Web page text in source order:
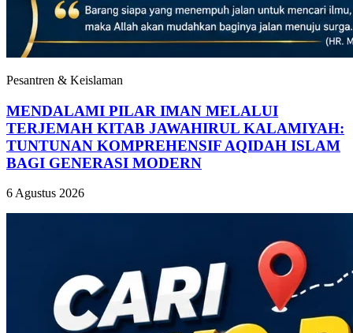
Pesantren & Keislaman
MENDALAMI PILAR IMAN MELALUI
TERJEMAH KITAB JAWAHIRUL KALAMIYAH:
TUNTUNAN KOMPREHENSIF AQIDAH ISLAM
BAGI GENERASI MODERN
6 Agustus 2026